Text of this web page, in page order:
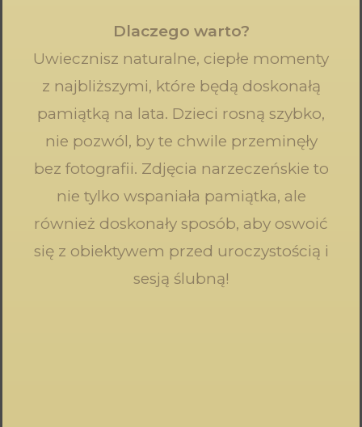
Dlaczego warto?
Uwiecznisz naturalne, ciepłe momenty
z najbliższymi, które będą doskonałą
pamiątką na lata. Dzieci rosną szybko,
nie pozwól, by te chwile przeminęły
bez fotografii. Zdjęcia narzeczeńskie to
nie tylko wspaniała pamiątka, ale
również doskonały sposób, aby oswoić
się z obiektywem przed uroczystością i
sesją ślubną!